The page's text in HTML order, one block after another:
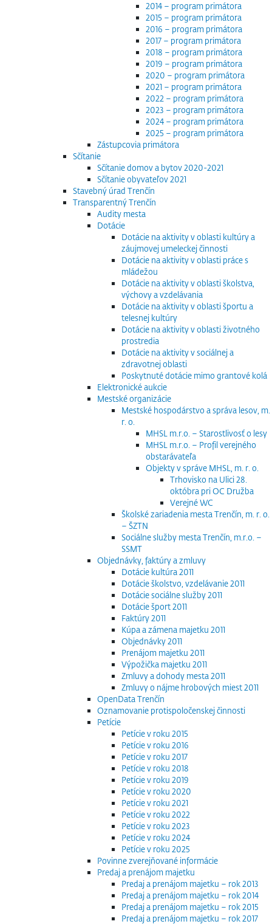
2014 – program primátora
2015 – program primátora
2016 – program primátora
2017 – program primátora
2018 – program primátora
2019 – program primátora
2020 – program primátora
2021 – program primátora
2022 – program primátora
2023 – program primátora
2024 – program primátora
2025 – program primátora
Zástupcovia primátora
Sčítanie
Sčítanie domov a bytov 2020-2021
Sčítanie obyvateľov 2021
Stavebný úrad Trenčín
Transparentný Trenčín
Audity mesta
Dotácie
Dotácie na aktivity v oblasti kultúry a
záujmovej umeleckej činnosti
Dotácie na aktivity v oblasti práce s
mládežou
Dotácie na aktivity v oblasti školstva,
výchovy a vzdelávania
Dotácie na aktivity v oblasti športu a
telesnej kultúry
Dotácie na aktivity v oblasti životného
prostredia
Dotácie na aktivity v sociálnej a
zdravotnej oblasti
Poskytnuté dotácie mimo grantové kolá
Elektronické aukcie
Mestské organizácie
Mestské hospodárstvo a správa lesov, m.
r. o.
MHSL m.r.o. – Starostlivosť o lesy
MHSL m.r.o. – Profil verejného
obstarávateľa
Objekty v správe MHSL, m. r. o.
Trhovisko na Ulici 28.
októbra pri OC Družba
Verejné WC
Školské zariadenia mesta Trenčín, m. r. o.
– ŠZTN
Sociálne služby mesta Trenčín, m.r.o. –
SSMT
Objednávky, faktúry a zmluvy
Dotácie kultúra 2011
Dotácie školstvo, vzdelávanie 2011
Dotácie sociálne služby 2011
Dotácie šport 2011
Faktúry 2011
Kúpa a zámena majetku 2011
Objednávky 2011
Prenájom majetku 2011
Výpožička majetku 2011
Zmluvy a dohody mesta 2011
Zmluvy o nájme hrobových miest 2011
OpenData Trenčín
Oznamovanie protispoločenskej činnosti
Petície
Petície v roku 2015
Petície v roku 2016
Petície v roku 2017
Petície v roku 2018
Petície v roku 2019
Petície v roku 2020
Petície v roku 2021
Petície v roku 2022
Petície v roku 2023
Petície v roku 2024
Petície v roku 2025
Povinne zverejňované informácie
Predaj a prenájom majetku
Predaj a prenájom majetku – rok 2013
Predaj a prenájom majetku – rok 2014
Predaj a prenájom majetku – rok 2015
Predaj a prenájom majetku – rok 2017